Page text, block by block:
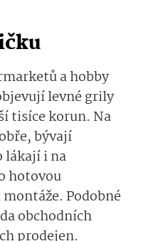
a hobby
levné grily
tisíce korun. Na
bývají
lákají i na
hotovou
Podobné
obchodních